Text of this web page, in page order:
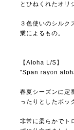
とひねくれたオリ
３色使いのシルク
業によるもの。
【Aloha L/S】
"Span rayon
春夏シーズンに定
ったりとしたボッ
非常に柔らかでト